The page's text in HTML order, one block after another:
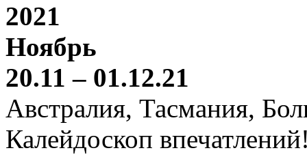
2021
Ноябрь
20.11 – 01.12.21
Австралия, Тасмания,
Калейдоскоп